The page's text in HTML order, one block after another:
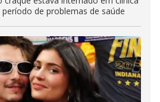
de problemas de saúde